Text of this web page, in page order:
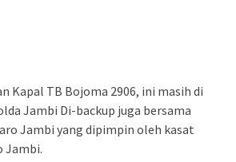
Kapal TB Bojoma 2906, ini masih di
Jambi Di-backup juga bersama
Jambi yang dipimpin oleh kasat
Jambi.